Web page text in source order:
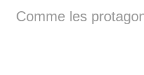
Comme les